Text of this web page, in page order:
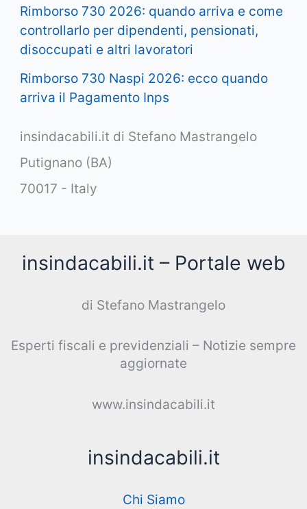
Rimborso 730 2026: quando arriva e come
controllarlo per dipendenti, pensionati,
disoccupati e altri lavoratori
Rimborso 730 Naspi 2026: ecco quando
arriva il Pagamento Inps
insindacabili.it di Stefano Mastrangelo
Putignano (BA)
70017 - Italy
insindacabili.it – Portale web
di Stefano Mastrangelo
Esperti fiscali e previdenziali – Notizie sempre
aggiornate
www.insindacabili.it
insindacabili.it
Chi Siamo